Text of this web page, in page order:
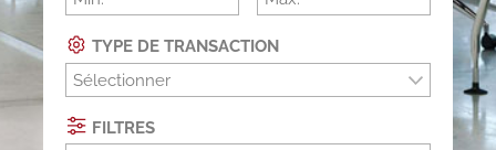
TYPE DE TRANSACTION
Sélectionner
FILTRES